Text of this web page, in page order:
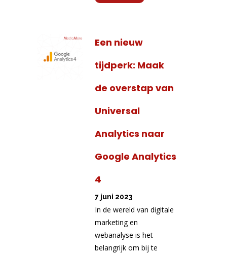
Een nieuw
tijdperk: Maak
de overstap van
Universal
Analytics naar
Google Analytics
4
7 juni 2023
In de wereld van digitale
marketing en
webanalyse is het
belangrijk om bij te